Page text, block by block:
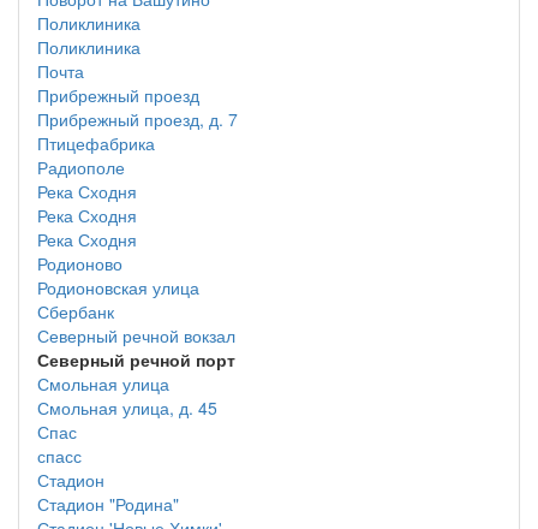
Поликлиника
Поликлиника
Почта
Прибрежный проезд
Прибрежный проезд, д. 7
Птицефабрика
Радиополе
Река Сходня
Река Сходня
Река Сходня
Родионово
Родионовская улица
Сбербанк
Северный речной вокзал
Северный речной порт
Смольная улица
Смольная улица, д. 45
Спас
спасс
Стадион
Стадион "Родина"